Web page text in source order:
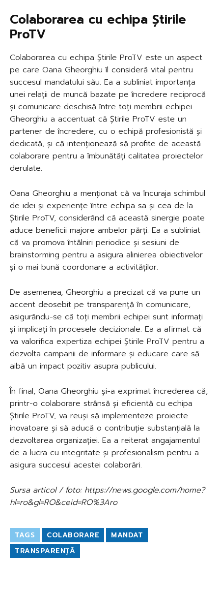
Colaborarea cu echipa Știrile
ProTV
Colaborarea cu echipa Știrile ProTV este un aspect
pe care Oana Gheorghiu îl consideră vital pentru
succesul mandatului său. Ea a subliniat importanța
unei relații de muncă bazate pe încredere reciprocă
și comunicare deschisă între toți membrii echipei.
Gheorghiu a accentuat că Știrile ProTV este un
partener de încredere, cu o echipă profesionistă și
dedicată, și că intenționează să profite de această
colaborare pentru a îmbunătăți calitatea proiectelor
derulate.
Oana Gheorghiu a menționat că va încuraja schimbul
de idei și experiențe între echipa sa și cea de la
Știrile ProTV, considerând că această sinergie poate
aduce beneficii majore ambelor părți. Ea a subliniat
că va promova întâlniri periodice și sesiuni de
brainstorming pentru a asigura alinierea obiectivelor
și o mai bună coordonare a activităților.
De asemenea, Gheorghiu a precizat că va pune un
accent deosebit pe transparență în comunicare,
asigurându-se că toți membrii echipei sunt informați
și implicați în procesele decizionale. Ea a afirmat că
va valorifica expertiza echipei Știrile ProTV pentru a
dezvolta campanii de informare și educare care să
aibă un impact pozitiv asupra publicului.
În final, Oana Gheorghiu și-a exprimat încrederea că,
printr-o colaborare strânsă și eficientă cu echipa
Știrile ProTV, va reuși să implementeze proiecte
inovatoare și să aducă o contribuție substanțială la
dezvoltarea organizației. Ea a reiterat angajamentul
de a lucra cu integritate și profesionalism pentru a
asigura succesul acestei colaborări.
Sursa articol / foto: https://news.google.com/home?
hl=ro&gl=RO&ceid=RO%3Aro
TAGS COLABORARE
MANDAT
TRANSPARENȚĂ